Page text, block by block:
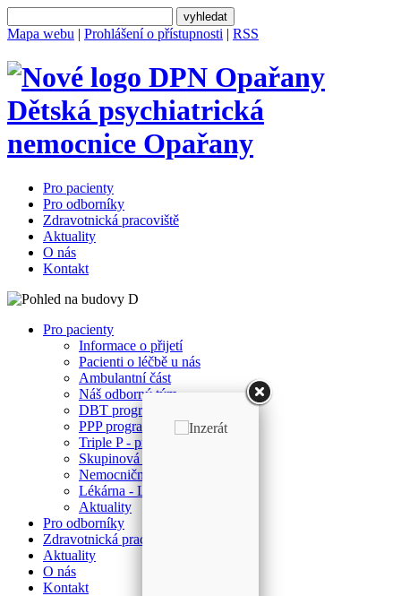
Mapa webu | Prohlášení o přístupnosti | RSS
Dětská psychiatrická
nemocnice Opařany
Pro pacienty
Pro odborníky
Zdravotnická pracoviště
Aktuality
O nás
Kontakt
Pro pacienty
Informace o přijetí
Pacienti o léčbě u nás
Ambulantní část
Náš odborný tým
DBT program
PPP program
Triple P - program
Skupinová psychoterapie
Nemocniční ombudsman
Lékárna - Laboratoř
Aktuality
Pro odborníky
Zdravotnická pracoviště
Aktuality
O nás
Kontakt